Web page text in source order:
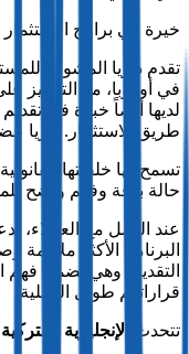
خيرة في برامج الاستثمار
تقدم داريا المشورة
في أوروبا، مع التركيز
لديها أيضاً خبرة في
طريق الاستثمار. داريا
تسمح لها خلفيتها
حالة بدقة وفهم واضح
عند العمل مع العملاء،
البرنامج الأكثر ملاءمة
التقديم. وهي تضمن فهم
قراراتهم طوال العملية.
تتحدث الإنجليزية